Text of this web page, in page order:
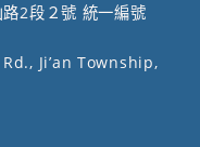
2段２號 統一編號
Ji’an Township,